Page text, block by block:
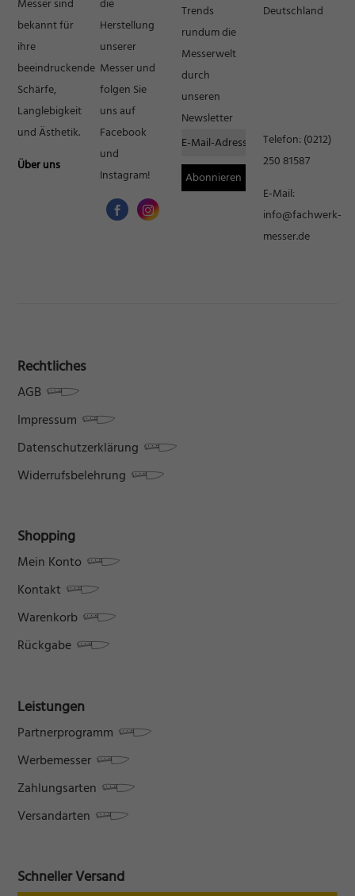
Messer sind
bekannt für
ihre
beeindruckende
Schärfe,
Langlebigkeit
und Ästhetik.
Über uns
die
Herstellung
unserer
Messer und
folgen Sie
uns auf
Facebook
und
Instagram!
Trends
rundum die
Messerwelt
durch
unseren
Newsletter
Deutschland
Telefon: (0212)
250 81587
E-Mail:
info@fachwerk-
messer.de
Rechtliches
AGB
Impressum
Datenschutzerklärung
Widerrufsbelehrung
Shopping
Mein Konto
Kontakt
Warenkorb
Rückgabe
Leistungen
Partnerprogramm
Werbemesser
Zahlungsarten
Versandarten
Schneller Versand